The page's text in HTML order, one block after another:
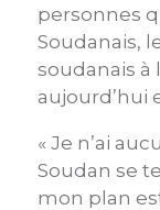
personnes
Soudanais,
soudanais à
aujourd’hui
« Je n’ai
Soudan se
mon plan